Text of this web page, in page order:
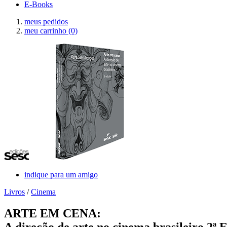
E-Books
meus pedidos
meu carrinho (0)
indique para um amigo
Livros /Cinema
ARTE EM CENA: